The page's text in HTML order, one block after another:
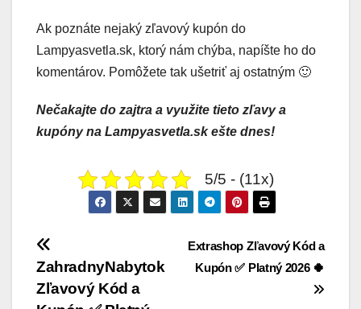
Ak poznáte nejaký zľavový kupón do
Lampyasvetla.sk, ktorý nám chýba, napíšte ho do
komentárov. Pomôžete tak ušetriť aj ostatným 🙂
Nečakajte do zajtra a využite tieto zľavy a
kupóny na Lampyasvetla.sk ešte dnes!
5/5 - (11x)
Navigácia
v
článku
Extrashop Zľavový Kód a
Kupón ✅ Platný 2026 🍀
ZahradnyNabytok
Zľavový Kód a